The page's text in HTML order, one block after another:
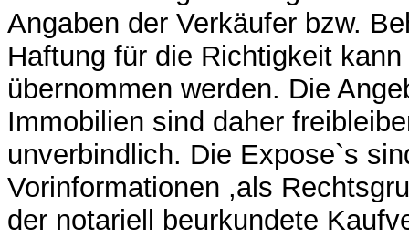
Angaben der Verkäufer bzw.
Haftung für die Richtigkeit
übernommen werden. Die
Immobilien sind daher
unverbindlich. Die Expose`s
Vorinformationen ,als
der notariell beurkundete